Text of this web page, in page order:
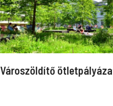
Városzöldítő